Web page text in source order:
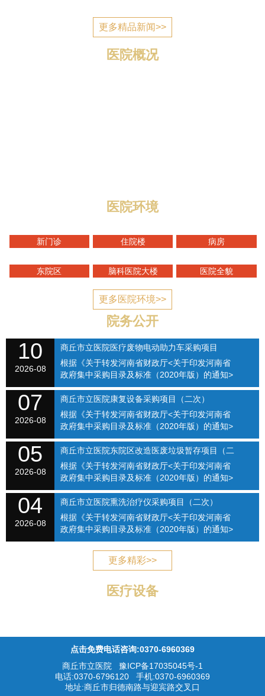
更多精品新闻>>
医院概况
医院环境
新门诊 住院楼 病房
东院区 脑科医院大楼 医院全貌
更多医院环境>>
院务公开
10
2026-08
商丘市立医院医疗废物电动助力车采购项目
（SQSLYY2026-082）
根据《关于转发河南省财政厅<关于印发河南省
政府集中采购目录及标准（2020年版）的通知>
的通知》（商财购〔2020〕1号）和《商丘市立
医院关于修订招标采购流程的通知》（商立院字
【2021】...
07
2026-08
商丘市立医院康复设备采购项目（二次）
SQSLYY2026-074
根据《关于转发河南省财政厅<关于印发河南省
政府集中采购目录及标准（2020年版）的通知>
的通知》（商财购〔2020〕1号）和《商丘市立
医院关于修订招标采购流程的通知》（商立院字
【2021】...
05
2026-08
商丘市立医院东院区改造医废垃圾暂存项目（二
次）（SQSLYY2026-075）
根据《关于转发河南省财政厅<关于印发河南省
政府集中采购目录及标准（2020年版）的通知>
的通知》（商财购〔2020〕1号）和《商丘市立
医院关于修订招标采购流程的通知》（商立院字
【2021】...
04
2026-08
商丘市立医院熏洗治疗仪采购项目（二次）
（SQSLYY2026-076）
根据《关于转发河南省财政厅<关于印发河南省
政府集中采购目录及标准（2020年版）的通知>
的通知》（商财购〔2020〕1号）和《商丘市立
医院关于修订招标采购流程的通知》（商立院字
更多精彩>>
医疗设备
点击免费电话咨询:0370-6960369
商丘市立医院 豫ICP备17035045号-1
电话:0370-6796120 手机:0370-6960369
地址:商丘市归德南路与迎宾路交叉口